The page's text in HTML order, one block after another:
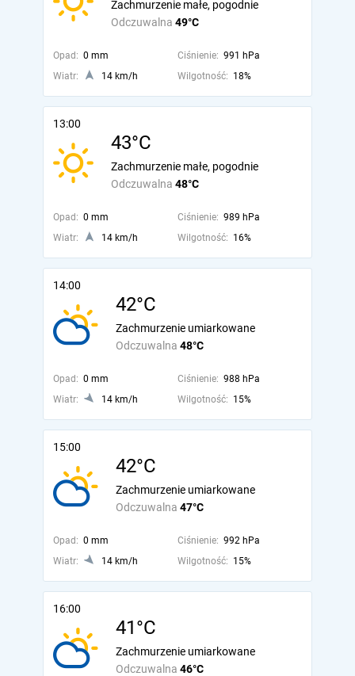
Odczuwalna 49°C
Zachmurzenie małe, pogodnie
Opad: 0 mm Ciśnienie: 991 hPa
Wiatr:
14 km/h Wilgotność: 18%
13:00
43°C
Odczuwalna 48°C
Zachmurzenie małe, pogodnie
Opad: 0 mm Ciśnienie: 989 hPa
Wiatr:
14 km/h Wilgotność: 16%
14:00
42°C
Odczuwalna 48°C
Zachmurzenie umiarkowane
Opad: 0 mm Ciśnienie: 988 hPa
Wiatr:
14 km/h Wilgotność: 15%
15:00
42°C
Odczuwalna 47°C
Zachmurzenie umiarkowane
Opad: 0 mm Ciśnienie: 992 hPa
Wiatr:
14 km/h Wilgotność: 15%
16:00
41°C
Odczuwalna 46°C
Zachmurzenie umiarkowane